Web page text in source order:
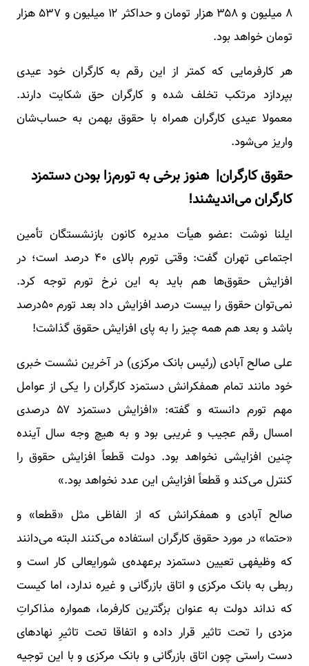
۸ میلیون و ۳۵۸ هزار تومان و حداکثر ۱۲ میلیون و ۵۳۷ هزار
تومان خواهد بود.
هر کارفرمایی که کمتر از این رقم به کارگران خود عیدی
بپردازد مرتکب تخلف شده و کارگران حق شکایت دارند.
معمولا عیدی کارگران همراه با حقوق بهمن به حساب‌شان
واریز می‌شود.
حقوق کارگران| هنوز برخی به تورم‌زا بودن دستمزد
کارگران می‌اندیشند!
ایلنا نوشت :عضو هیأت مدیره کانون بازنشستگان تأمین
اجتماعی تهران گفت: وقتی تورم بالای ۴۰ درصد است؛ در
افزایش حقوق‌ها هم باید به این نرخ تورم توجه کرد.
نمی‌توان حقوق را بیست درصد افزایش داد بعد تورم ۵۰درصد
باشد و بعد هم همه چیز را به پای افزایش حقوق گذاشت!
علی صالح ‎آبادی (رئیس بانک مرکزی) در آخرین نشست خبری
خود مانند تمام همفکرانش دستمزد کارگران را یکی از عوامل
مهم تورم دانسته و گفته: «افزایش دستمزد ۵۷ درصدی
امسال رقم عجیب و غریبی بود و به هیچ وجه سال آینده
چنین افزایشی نخواهد بود. دولت قطعاً افزایش حقوق را
کنترل می‌کند و قطعاً افزایش این عدد نخواهد بود.»
صالح آبادی و همفکرانش که از الفاظی مثل «قطعا» و
«حتما» در مورد حقوق کارگران استفاده می‌کنند البته می‌دانند
که وظیفه‎ی تعیین دستمزد برعهده‌ی شورایعالی کار است و
ربطی به بانک مرکزی و اتاق بازرگانی و غیره ندارد، اما کیست
که نداند دولت به عنوان بزگترین کارفرما، همواره مذاکراتِ
مزدی را تحت تاثیر قرار داده و اتفاقا تحت تاثیرِ نهادهای
دست راستی چون اتاق بازرگانی و بانک مرکزی و با این توجیه